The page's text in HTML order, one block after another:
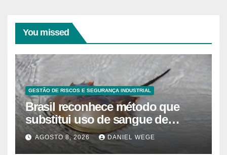
You missed
GESTÃO DE RISCOS E SEGURANÇA INDUSTRIAL
Brasil reconhece método que
substitui uso de sangue de
caranguejo-ferradura em testes
farmacêuticos
AGOSTO 8, 2026 DANIEL WEGE